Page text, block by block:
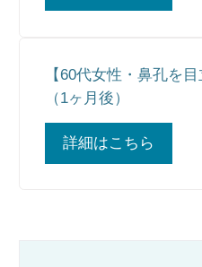
【60代女性・鼻孔を
（1ヶ月後）
詳細はこちら